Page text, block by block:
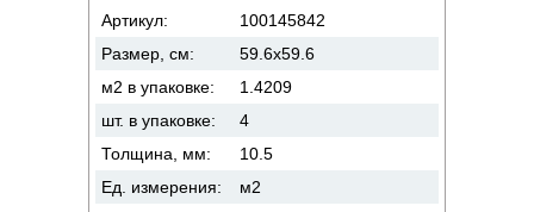
Артикул:
100145842
Размер, см:
59.6x59.6
м2 в упаковке:
1.4209
шт. в упаковке:
4
Толщина, мм:
10.5
Ед. измерения:
м2